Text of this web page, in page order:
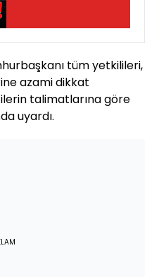
tüm yetkilileri,
azami dikkat
talimatlarına göre
uyardı.